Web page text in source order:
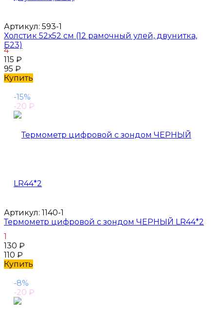
Артикул: 593-1
Холстик 52х52 см (12 рамочный улей, двунитка,
Б23)
4
115 ₽
95 ₽
Купить
-15%
-20 ₽
Артикул: 1140-1
Термометр цифровой с зондом ЧЕРНЫЙ LR44*2
1
130 ₽
110 ₽
Купить
-8%
-20 ₽